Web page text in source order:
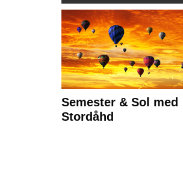
Semester & Sol med
Stordåhd